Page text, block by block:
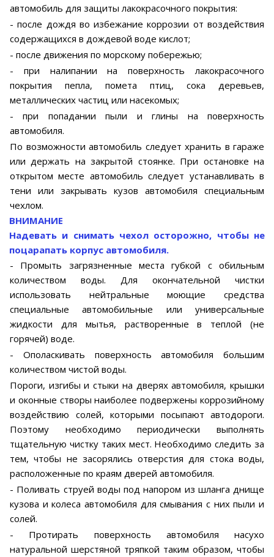
автомобиль для защиты лакокрасочного покрытия:
- после дождя во избежание коррозии от воздействия
содержащихся в дождевой воде кислот;
- после движения по морскому побережью;
- при налипании на поверхность лакокрасочного
покрытия пепла, помета птиц, сока деревьев,
металлических частиц или насекомых;
- при попадании пыли и глины на поверхность
автомобиля.
По возможности автомобиль следует хранить в гараже
или держать на закрытой стоянке. При остановке на
открытом месте автомобиль следует устанавливать в
тени или закрывать кузов автомобиля специальным
чехлом.
ВНИМАНИЕ
Надевать и снимать чехол осторожно, чтобы не
поцарапать корпус автомобиля.
- Промыть загрязненные места губкой с обильным
количеством воды. Для окончательной чистки
использовать нейтральные моющие средства
специальные автомобильные или универсальные
жидкости для мытья, растворенные в теплой (не
горячей) воде.
- Ополаскивать поверхность автомобиля большим
количеством чистой воды.
Пороги, изгибы и стыки на дверях автомобиля, крышки
и оконные створы наиболее подвержены коррозийному
воздействию солей, которыми посыпают автодороги.
Поэтому необходимо периодически выполнять
тщательную чистку таких мест. Необходимо следить за
тем, чтобы не засорялись отверстия для стока воды,
расположенные по краям дверей автомобиля.
- Поливать струей воды под напором из шланга днище
кузова и колеса автомобиля для смывания с них пыли и
солей.
- Протирать поверхность автомобиля насухо
натуральной шерстяной тряпкой таким образом, чтобы